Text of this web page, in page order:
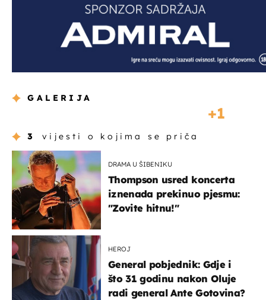
GALERIJA
1
3 vijesti o kojima se priča
DRAMA U ŠIBENIKU
Thompson usred koncerta
iznenada prekinuo pjesmu:
"Zovite hitnu!"
HEROJ
General pobjednik: Gdje i
što 31 godinu nakon Oluje
radi general Ante Gotovina?